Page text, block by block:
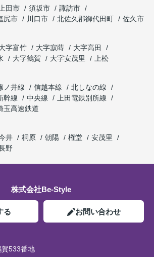
上田市 須坂市
諏訪市
尻市 川口市 北佐久郡御代田町
佐久市
字富竹 大字寂蒔
大字高田
大字鶴賀 大字安茂里
上松
ノ井線 信越本線
北しなの線
幹線 中央線
上田電鉄別所線
玉高速鉄道
井 桐原 朝陽 権堂
安茂里
野
株式会社Be-Style
る お問い合わせ
533番地